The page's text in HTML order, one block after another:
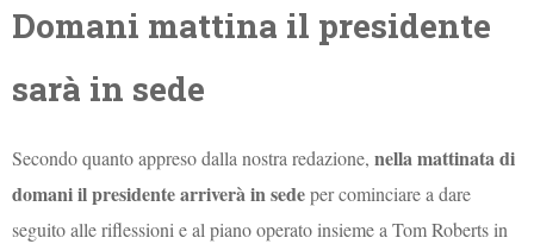
Domani mattina il presidente
sarà in sede
Secondo quanto appreso dalla nostra redazione,nella mattinata di
domani il presidente arriverà in sedeper cominciare a dare
seguito alle riflessioni e al piano operato insieme a Tom Roberts in